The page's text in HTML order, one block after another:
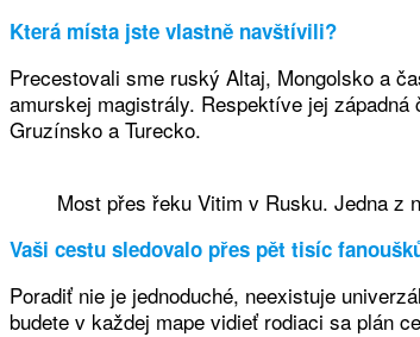
Která místa jste vlastně navštívili?
Precestovali sme ruský Altaj, Mongolsko a
amurskej magistrály. Respektíve jej
Gruzínsko a Turecko.
Most přes řeku Vitim v Rusku. Jedna z
Vaši cestu sledovalo přes pět tisíc
Poradiť nie je jednoduché, neexistuje
budete v každej mape vidieť rodiaci sa plán